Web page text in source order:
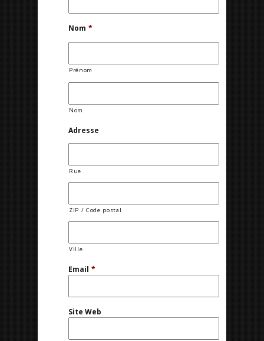
Nom *
Prénom
Nom
Adresse
Rue
ZIP / Code postal
Ville
Email *
Site Web